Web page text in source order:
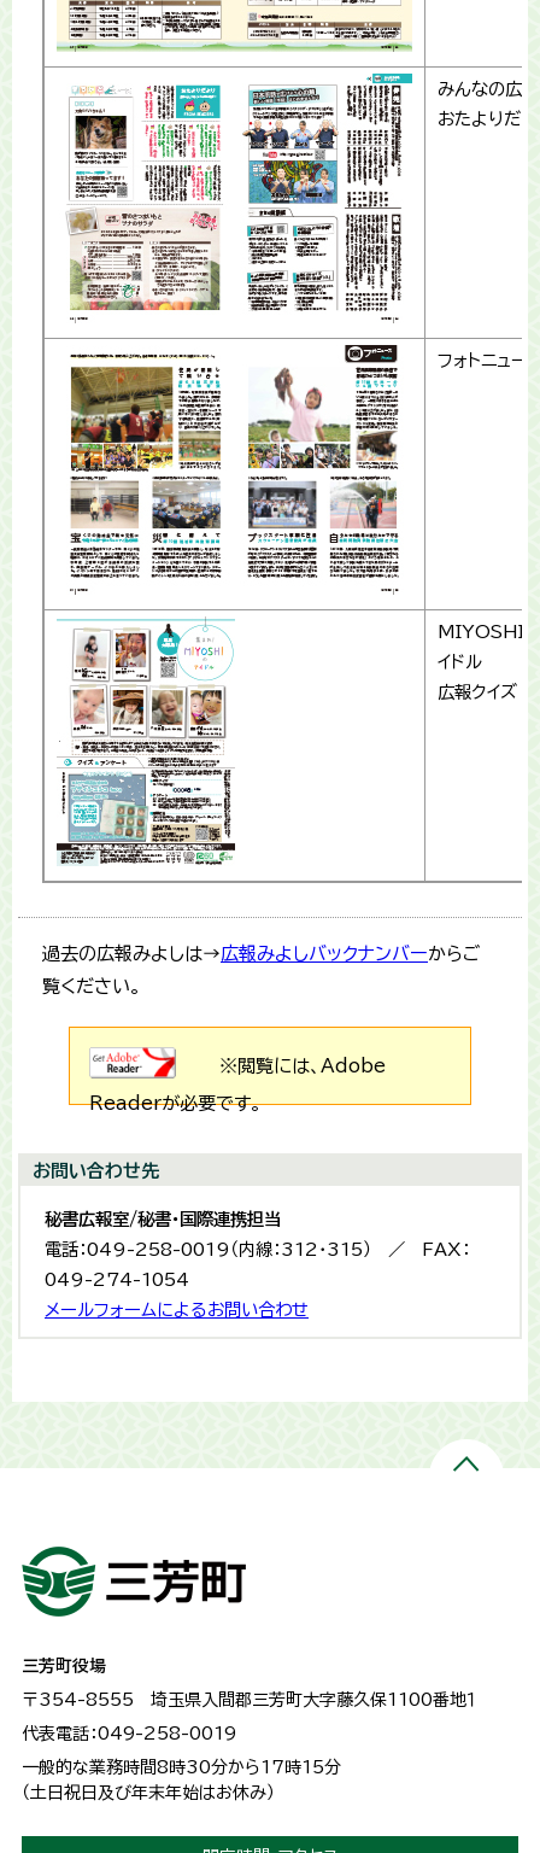
みんなの広場
おたよりだよ
フォトニュー
MIYOSHI
イドル
広報クイズ
過去の広報みよしは→広報みよしバックナンバーからご
覧ください。
※閲覧には、Adobe
Readerが必要です。
お問い合わせ先
秘書広報室/秘書・国際連携担当
電話：049-258-0019（内線：312・315） ／ FAX：
049-274-1054
メールフォームによるお問い合わせ
三芳町役場
〒354-8555 埼玉県入間郡三芳町大字藤久保1100番地１
代表電話：049-258-0019
一般的な業務時間8時30分から17時15分
（土日祝日及び年末年始はお休み）